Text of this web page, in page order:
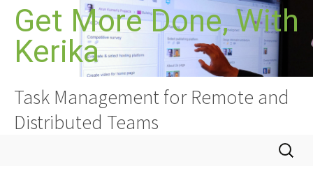
Skoči
sadržaja
Get More Done, With
Kerika
Task Management for Remote and
Distributed Teams